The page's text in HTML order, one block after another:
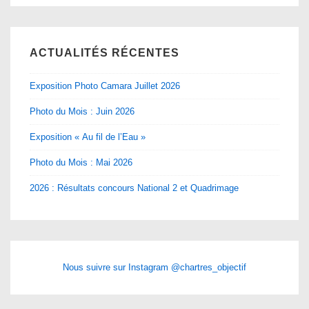
ACTUALITÉS RÉCENTES
Exposition Photo Camara Juillet 2026
Photo du Mois : Juin 2026
Exposition « Au fil de l’Eau »
Photo du Mois : Mai 2026
2026 : Résultats concours National 2 et Quadrimage
Nous suivre sur Instagram @chartres_objectif